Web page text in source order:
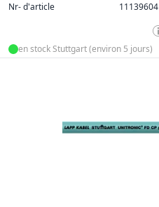
Nr- d'article
11139604
en stock Stuttgart (environ 5 jours)